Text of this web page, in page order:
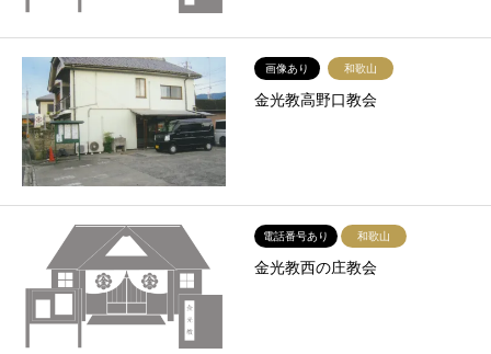
画像あり 和歌山
金光教高野口教会
電話番号あり 和歌山
金光教西の庄教会